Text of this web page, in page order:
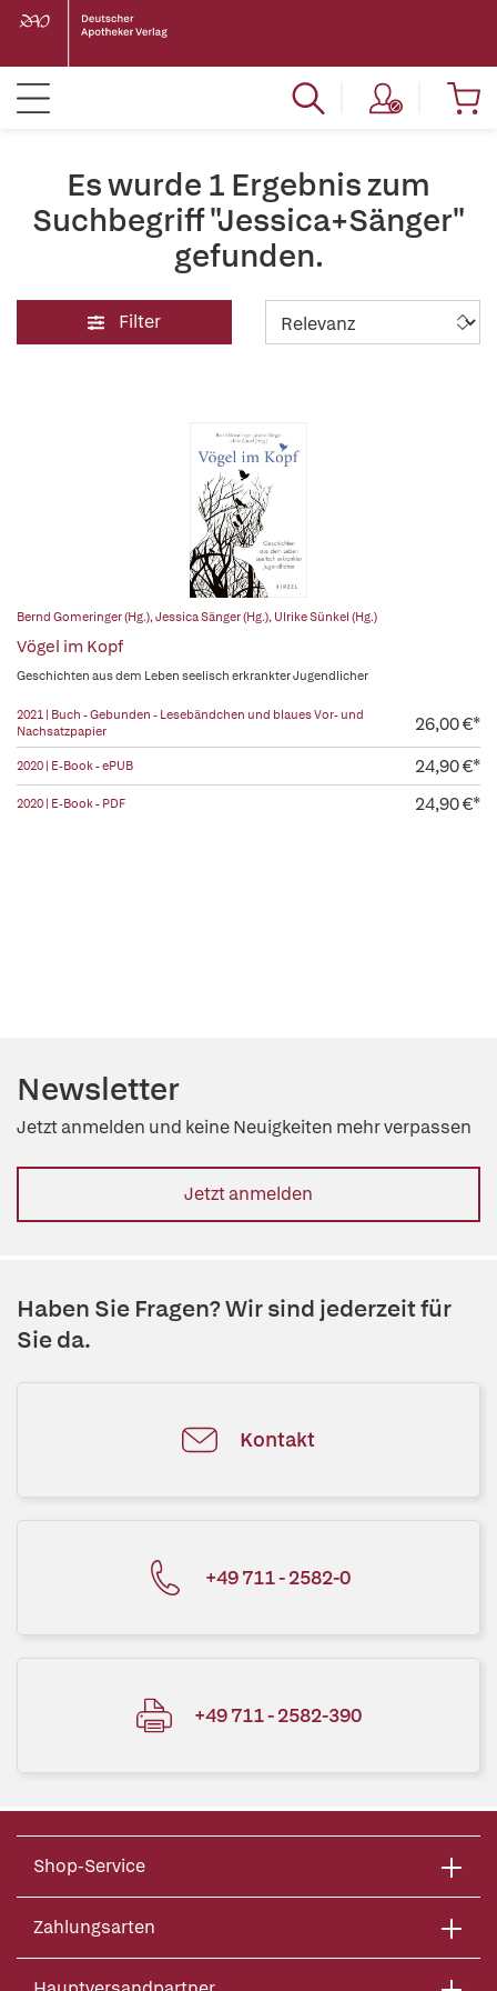
Es wurde 1 Ergebnis zum
Suchbegriff "Jessica+Sänger"
gefunden.
Filter
Bernd Gomeringer (Hg.),Jessica Sänger (Hg.), Ulrike Sünkel (Hg.)
Vögel im Kopf
Geschichten aus dem Leben seelisch erkrankter Jugendlicher
2021 | Buch - Gebunden - Lesebändchen und blaues Vor- und
Nachsatzpapier
26,00 €*
2020 | E-Book - ePUB 24,90 €*
2020 | E-Book - PDF 24,90 €*
Newsletter
Jetzt anmelden und keine Neuigkeiten mehr verpassen
Jetzt anmelden
Haben Sie Fragen? Wir sind jederzeit für
Sie da.
Kontakt
+49 711 - 2582-0
+49 711 - 2582-390
Shop-Service
Zahlungsarten